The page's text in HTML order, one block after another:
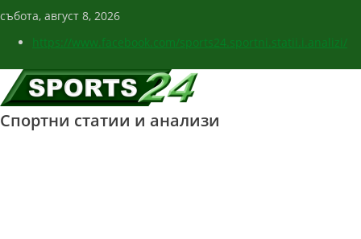
събота, август 8, 2026
https://www.facebook.com/sports24.sportni.statii.i.analizi/
Спортни статии и анализи